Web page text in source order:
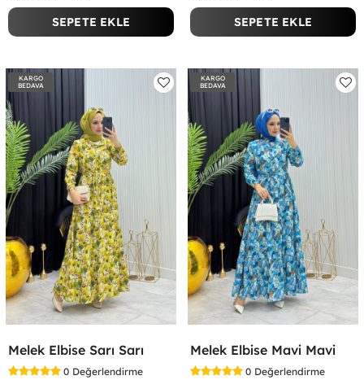
SEPETE EKLE SEPETE EKLE
KARGO
BEDAVA
Melek Elbise Sarı Sarı
0 Değerlendirme
KARGO
BEDAVA
Melek Elbise Mavi Mavi
0 Değerlendirme